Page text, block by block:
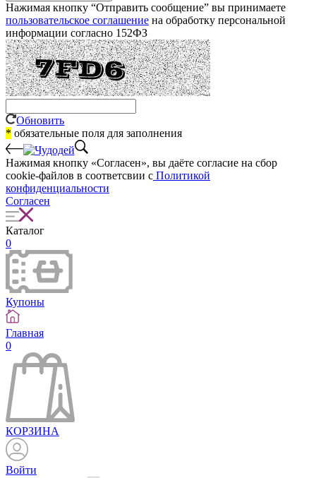
Нажимая кнопку “Отправить сообщение” вы принимаете
пользовательское соглашение на обработку персональной
информации согласно 152ФЗ
Обновить
* обязательные поля для заполнения
Нажимая кнопку «Согласен», вы даёте cогласие на сбор
cookie-файлов в соответсвии с Политикой
конфиденциальности
Согласен
Каталог
0
Купоны
Главная
0
КОРЗИНА
Войти